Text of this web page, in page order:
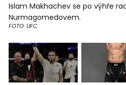
Islam Makhachev se po výhře
Nurmagomedovem.
FOTO: UFC